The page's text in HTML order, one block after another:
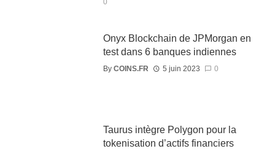
0
Onyx Blockchain de JPMorgan en
test dans 6 banques indiennes
By COINS.FR 5 juin 2023 0
Taurus intègre Polygon pour la
tokenisation d’actifs financiers